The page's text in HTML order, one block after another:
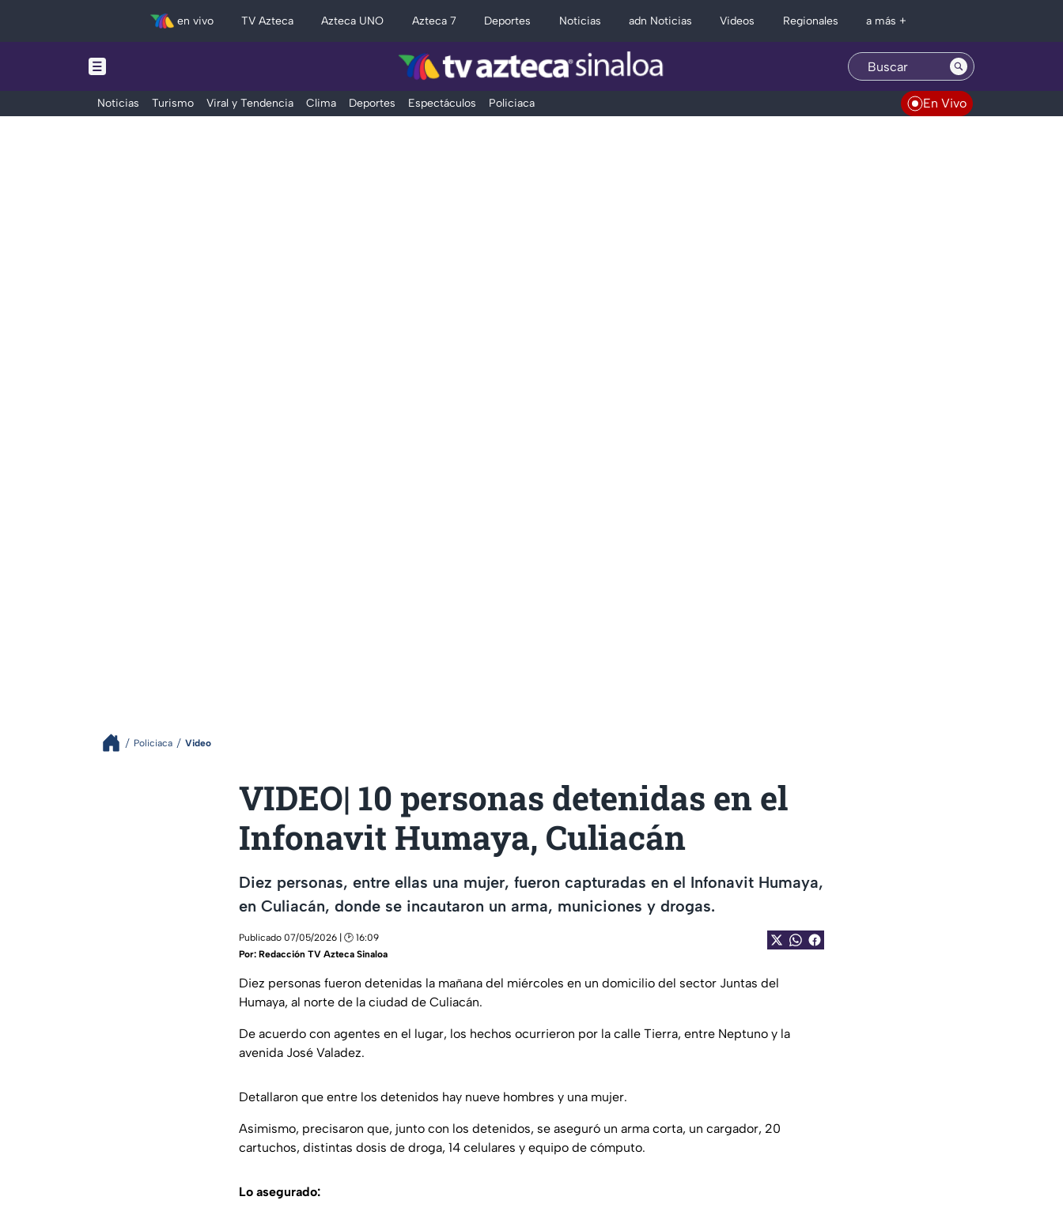
en vivo TV Azteca Azteca UNO Azteca 7 Deportes Noticias adn Noticias Videos Regionales a más +
Noticias Turismo Viral y Tendencia Clima Deportes Espectáculos Policiaca En Vivo
Policiaca Video
VIDEO| 10 personas detenidas en el
Infonavit Humaya, Culiacán
Diez personas, entre ellas una mujer, fueron capturadas en el Infonavit Humaya,
en Culiacán, donde se incautaron un arma, municiones y drogas.
Publicado 07/05/2026 | 🕑 16:09
Por: Redacción TV Azteca Sinaloa
Diez personas fueron detenidas la mañana del miércoles en un domicilio del sector Juntas del
Humaya, al norte de la ciudad de Culiacán.
De acuerdo con agentes en el lugar, los hechos ocurrieron por la calle Tierra, entre Neptuno y la
avenida José Valadez.
Detallaron que entre los detenidos hay nueve hombres y una mujer.
Asimismo, precisaron que, junto con los detenidos, se aseguró un arma corta, un cargador, 20
cartuchos, distintas dosis de droga, 14 celulares y equipo de cómputo.
Lo asegurado: